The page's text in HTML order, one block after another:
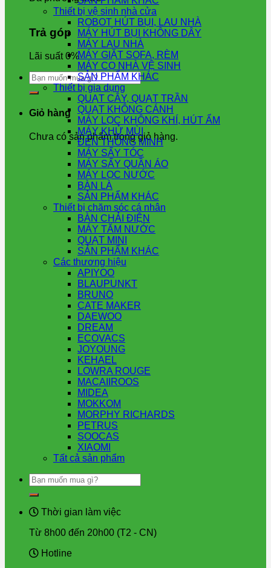
Trả góp
Lãi suất 0%
Tìm
kiếm:
Giỏ hàng
Chưa có sản phẩm trong giỏ hàng.
Thiết bị vệ sinh nhà cửa
ROBOT HÚT BỤI, LAU NHÀ
MÁY HÚT BỤI KHÔNG DÂY
MÁY LAU NHÀ
MÁY GIẶT SOFA, RÈM
MÁY CỌ NHÀ VỆ SINH
SẢN PHẨM KHÁC
Thiết bị gia dụng
QUẠT CÂY, QUẠT TRẦN
QUẠT KHÔNG CÁNH
MÁY LỌC KHÔNG KHÍ, HÚT ẨM
MÁY KHỬ MÙI
ĐÈN THÔNG MINH
MÁY SẤY TÓC
MÁY SẤY QUẦN ÁO
MÁY LỌC NƯỚC
BÀN LÀ
SẢN PHẨM KHÁC
Thiết bị chăm sóc cá nhân
BÀN CHẢI ĐIỆN
MÁY TĂM NƯỚC
QUẠT MINI
SẢN PHẨM KHÁC
Các thương hiệu
APIYOO
BLAUPUNKT
BRUNO
CATE MAKER
DAEWOO
DREAM
ECOVACS
JOYOUNG
KEHAEL
LOWRA ROUGE
MACAIIROOS
MIDEA
MOKKOM
MORPHY RICHARDS
PETRUS
SOOCAS
XIAOMI
Tất cả sản phẩm
Tìm
kiếm:
Thời gian làm việc
Từ 8h00 đến 20h00 (T2 - CN)
Hotline